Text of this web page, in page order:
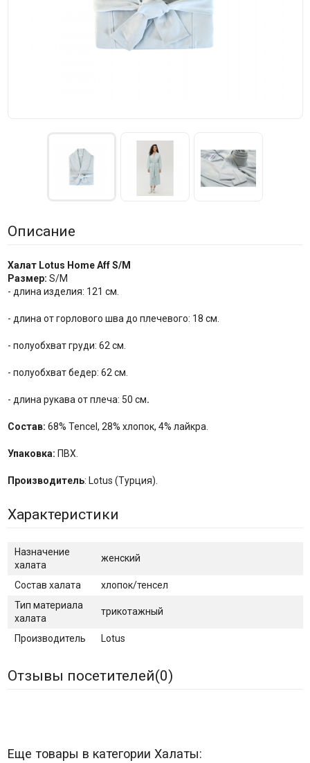
Описание
Халат Lotus Home Aff S/M
Размер: S/M
- длина изделия: 121 см.
- длина от горлового шва до плечевого: 18 см.
- полуобхват груди: 62 см.
- полуобхват бедер: 62 см.
- длина рукава от плеча: 50 см.
Состав: 68% Tencel, 28% хлопок, 4% лайкра.
Упаковка: ПВХ.
Производитель: Lotus (Турция).
Характеристики
Назначение
халата
женский
Состав халата
хлопок/тенсел
Тип материала
халата
трикотажный
Производитель Lotus
Отзывы посетителей(0)
Еще товары в категории Халаты: